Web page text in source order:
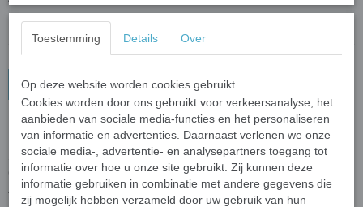
In winkelwagen
Sleutelhanger I Love my Labradoodle
Sleutelhanger van acryl met een Labradoodle opdruk.
Ook leuk om aan je tas te hangen in plaats van aan je sleutelbos.
Afmeting: 4 x 6 cm.
Toestemming Details Over
Op deze website worden cookies gebruikt
Cookies worden door ons gebruikt voor verkeersanalyse, het
aanbieden van sociale media-functies en het personaliseren
van informatie en advertenties. Daarnaast verlenen we onze
sociale media-, advertentie- en analysepartners toegang tot
informatie over hoe u onze site gebruikt. Zij kunnen deze
informatie gebruiken in combinatie met andere gegevens die
zij mogelijk hebben verzameld door uw gebruik van hun